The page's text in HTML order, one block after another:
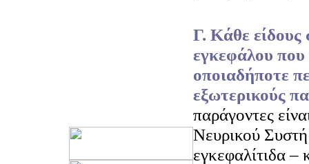
Γ. Κάθε
εγκεφάλου που
οποιαδήποτε
εξωτερικούς
παράγοντες
Νευρικού
εγκεφαλίτιδα –